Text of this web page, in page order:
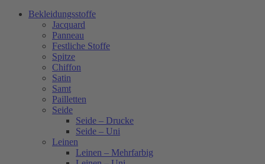
Bekleidungsstoffe
Jacquard
Panneau
Festliche Stoffe
Spitze
Chiffon
Satin
Samt
Pailletten
Seide
Seide – Drucke
Seide – Uni
Leinen
Leinen – Mehrfarbig